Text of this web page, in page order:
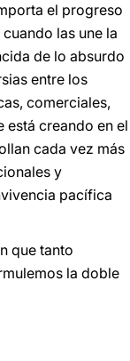
el progreso
las une la
de lo absurdo
entre los
comerciales,
está creando en el
cada vez más
y
pacífica
que tanto
la doble